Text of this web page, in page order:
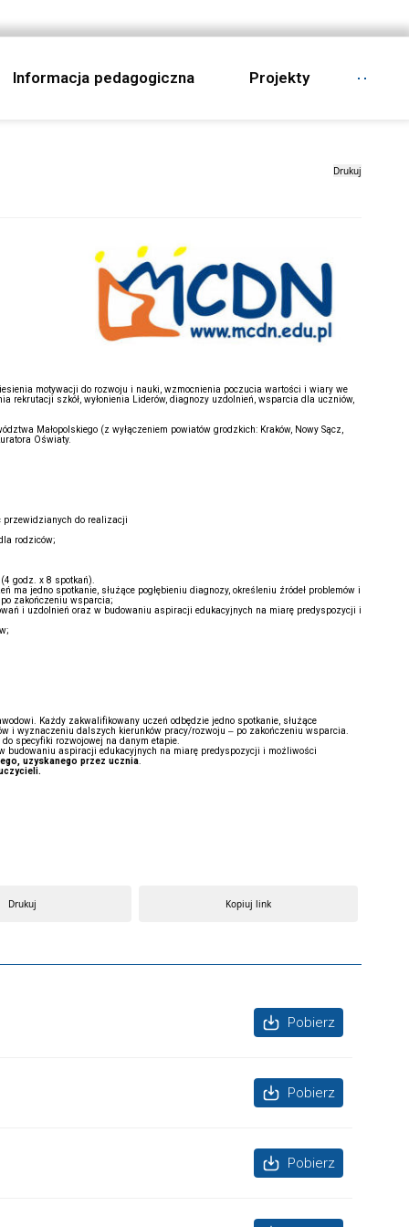
Informacja pedagogiczna Projekty
Drukuj
motywacji do rozwoju i nauki, wzmocnienia poczucia wartości i wiary we
szkół, wyłonienia Liderów, diagnozy uzdolnień, wsparcia dla uczniów,
Małopolskiego (z wyłączeniem powiatów grodzkich: Kraków, Nowy Sącz,
Oświaty.
przewidzianych do realizacji
rodziców;
godz. x 8 spotkań).
jedno spotkanie, służące pogłębieniu diagnozy, określeniu źródeł problemów i
zakończeniu wsparcia;
i uzdolnień oraz w budowaniu aspiracji edukacyjnych na miarę predyspozycji i
Każdy zakwalifikowany uczeń odbędzie jedno spotkanie, służące
i wyznaczeniu dalszych kierunków pracy/rozwoju – po zakończeniu wsparcia.
specyfiki rozwojowej na danym etapie.
budowaniu aspiracji edukacyjnych na miarę predyspozycji i możliwości
uzyskanego przez ucznia
Drukuj Kopiuj link
Pobierz
Pobierz
Pobierz